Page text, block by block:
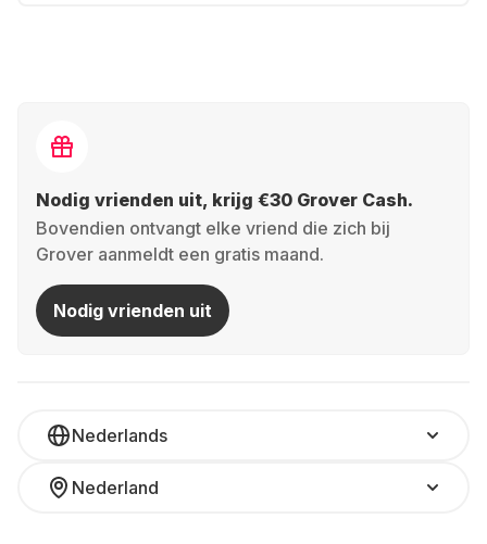
Nodig vrienden uit, krijg €30 Grover Cash.
Bovendien ontvangt elke vriend die zich bij
Grover aanmeldt een gratis maand.
Nodig vrienden uit
Nederlands
Nederland